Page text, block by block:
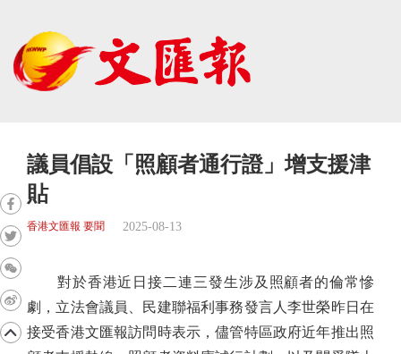
議員倡設「照顧者通行證」增支援津
貼
香港文匯報 要聞 2025-08-13
對於香港近日接二連三發生涉及照顧者的倫常慘
劇，立法會議員、民建聯福利事務發言人李世榮昨日在
接受香港文匯報訪問時表示，儘管特區政府近年推出照